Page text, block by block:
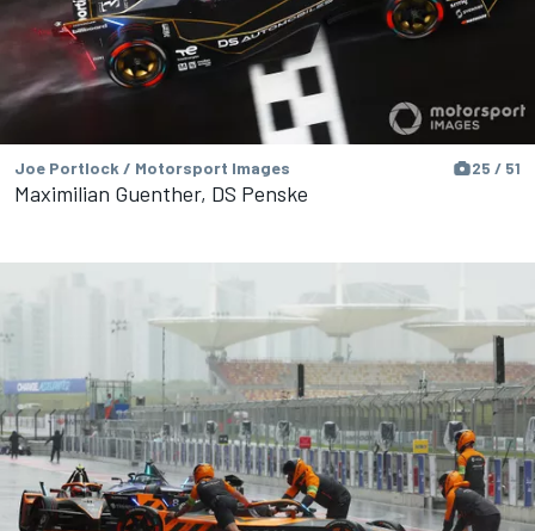
Joe Portlock / Motorsport Images 25 / 51
Maximilian Guenther, DS Penske